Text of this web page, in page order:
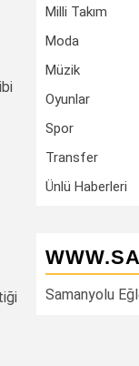
Milli Takım
Moda
Müzik
Oyunlar
Spor
Transfer
Ünlü Haberleri
Samanyolu